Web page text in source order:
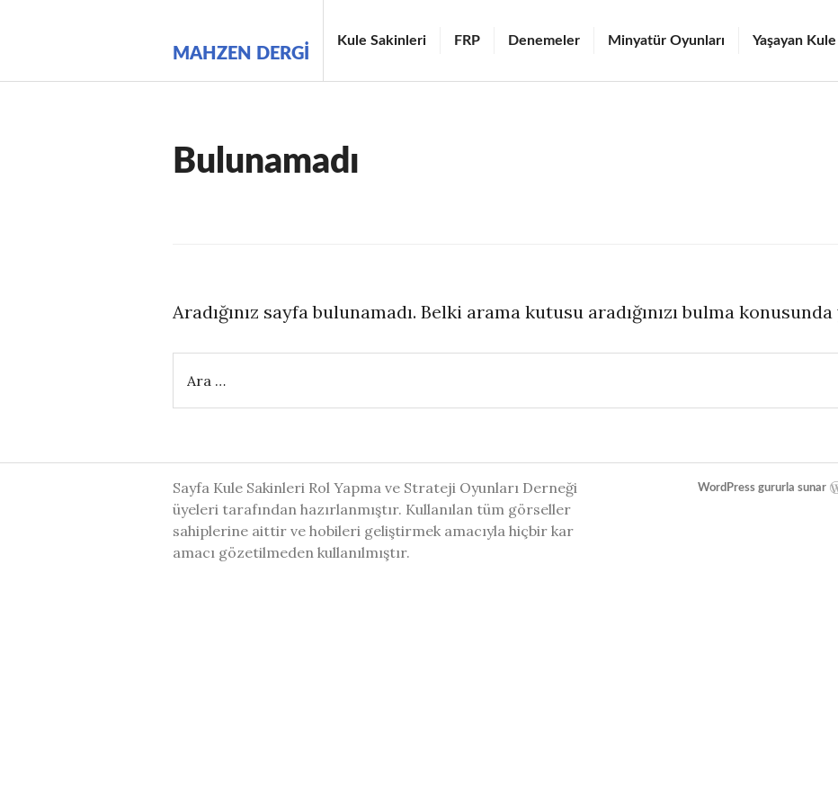
MAHZEN DERGI
Kule Sakinleri FRP Denemeler Minyatür Oyunları Yaşayan Kule
Bulunamadı
Aradığınız sayfa bulunamadı. Belki arama kutusu aradığınızı bulma
Sayfa Kule Sakinleri Rol Yapma ve Strateji Oyunları Derneği
üyeleri tarafından hazırlanmıştır. Kullanılan tüm görseller
sahiplerine aittir ve hobileri geliştirmek amacıyla hiçbir kar
amacı gözetilmeden kullanılmıştır.
WordPress gururla sunar